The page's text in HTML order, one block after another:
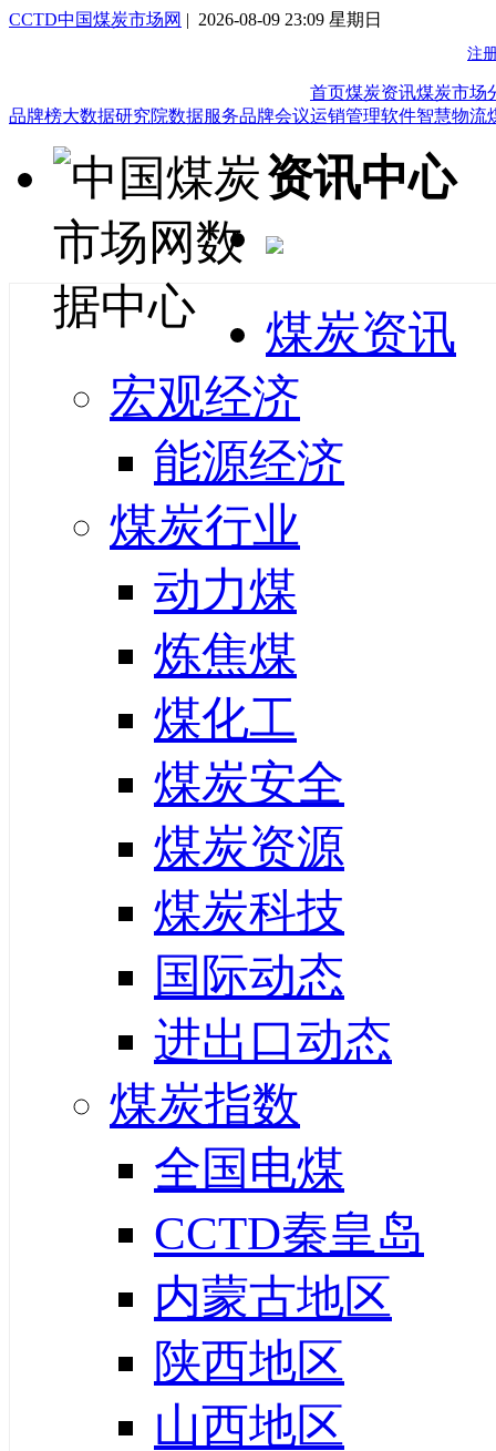
CCTD中国煤炭市场网 | 2026-08-09 23:09 星期日
首页煤炭资讯煤炭市场
品牌榜大数据研究院数据服务品牌会议运销管理软件智慧物流
资讯中心
煤炭资讯
宏观经济
能源经济
煤炭行业
动力煤
炼焦煤
煤化工
煤炭安全
煤炭资源
煤炭科技
国际动态
进出口动态
煤炭指数
全国电煤
CCTD秦皇岛
内蒙古地区
陕西地区
山西地区